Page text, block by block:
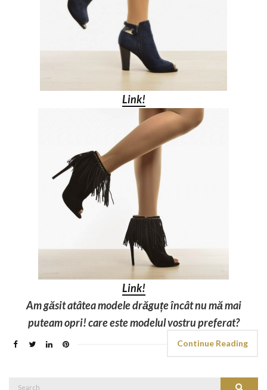
Link!
Link!
Am găsit atâtea modele drăguțe încât nu mă mai
puteam opri! care este modelul vostru preferat?
Continue Reading
Search